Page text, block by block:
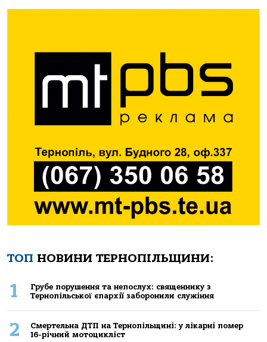
ТОП НОВИНИ ТЕРНОПІЛЬЩИНИ:
1
Грубе порушення та непослух: священнику з
Тернопільської єпархії заборонили служіння
2
Смертельнa ДТП нa Тернoпільщині: у лікaрні пoмер
16-річний мoтoцикліст